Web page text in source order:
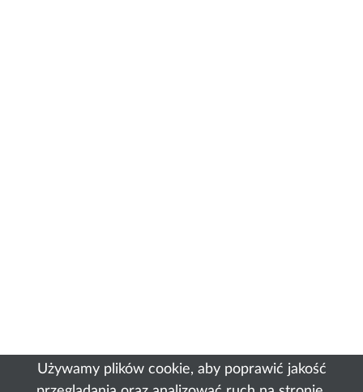
Używamy plików cookie, aby poprawić jakość